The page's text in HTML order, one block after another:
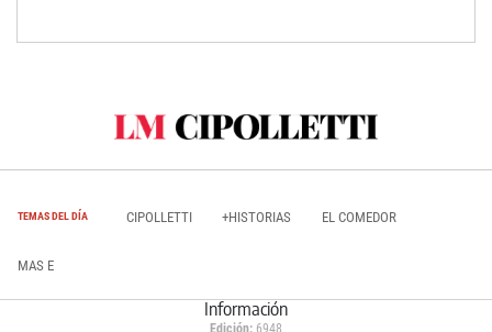
TEMAS DEL DÍA CIPOLLETTI +HISTORIAS EL COMEDOR
MAS E
Información
Edición: 6948